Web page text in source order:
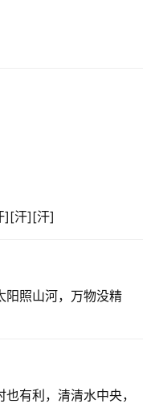
][汗][汗]
阳照山河，万物没精
有利，清清水中央，